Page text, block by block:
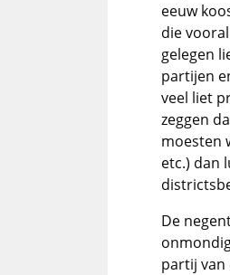
eeuw
die
gelegen
partijen
veel liet
zeggen
moesten
etc.) dan
De
partij van